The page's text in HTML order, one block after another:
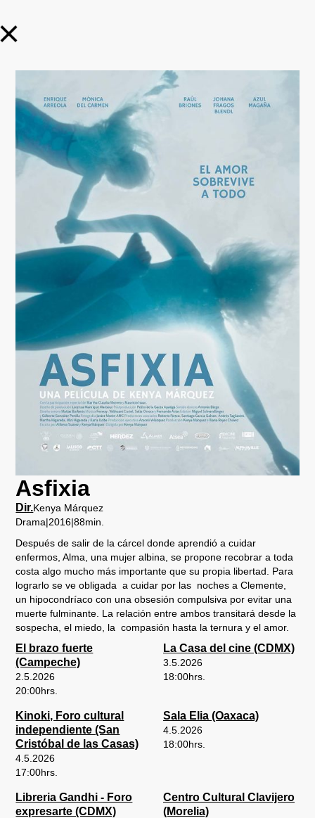
Asfixia
Dir.Kenya Márquez
Drama|2016|88min.
Después de salir de la cárcel donde aprendió a cuidar
enfermos, Alma, una mujer albina, se propone recobrar a toda
costa algo mucho más importante que su propia libertad. Para
lograrlo se ve obligada a cuidar por las noches a Clemente,
un hipocondríaco con una obsesión compulsiva por evitar una
muerte fulminante. La relación entre ambos transitará desde la
sospecha, el miedo, la compasión hasta la ternura y el amor.
El brazo fuerte
(Campeche)
2.5.2026
20:00hrs.
La Casa del cine (CDMX)
3.5.2026
18:00hrs.
Kinoki, Foro cultural
independiente (San
Cristóbal de las Casas)
4.5.2026
17:00hrs.
Sala Elia (Oaxaca)
4.5.2026
18:00hrs.
Libreria Gandhi - Foro
expresarte (CDMX)
Centro Cultural Clavijero
(Morelia)